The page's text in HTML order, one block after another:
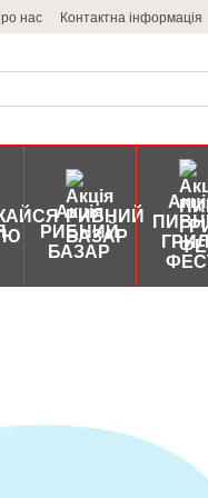
нас Контактна інформація
Акція
РИБНИЙ
БАЗАР